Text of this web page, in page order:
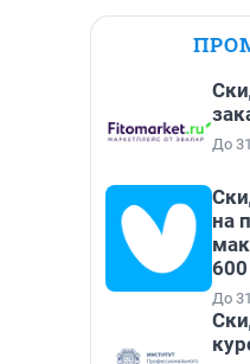
До
на
До